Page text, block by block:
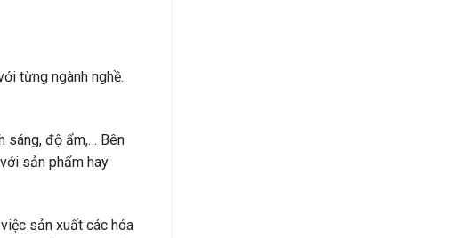
từng ngành nghề.
sáng, độ ẩm,… Bên
sản phẩm hay
sản xuất các hóa